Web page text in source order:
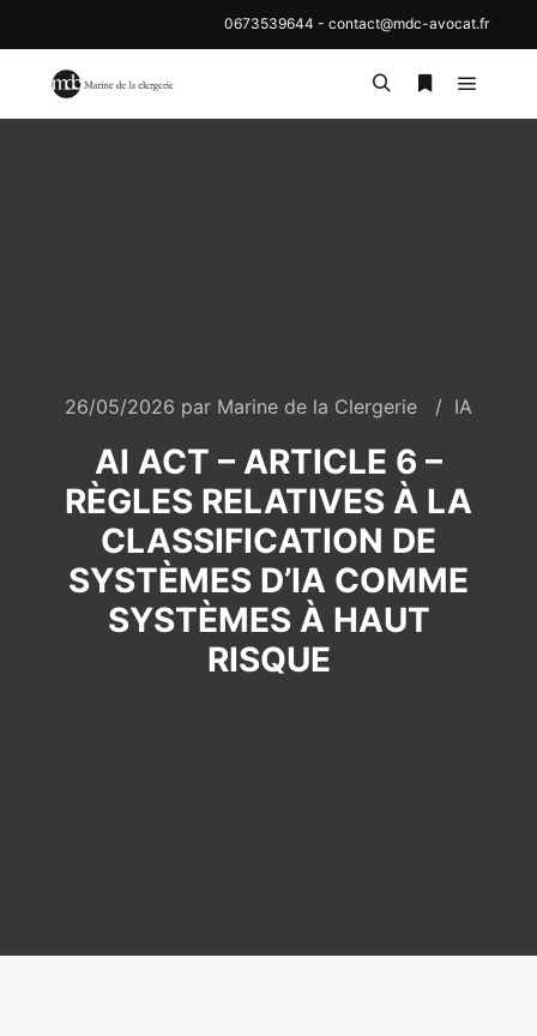
0673539644 - contact@mdc-avocat.fr
26/05/2026 par Marine de la Clergerie IA
AI ACT – ARTICLE 6 –
RÈGLES RELATIVES À LA
CLASSIFICATION DE
SYSTÈMES D’IA COMME
SYSTÈMES À HAUT
RISQUE